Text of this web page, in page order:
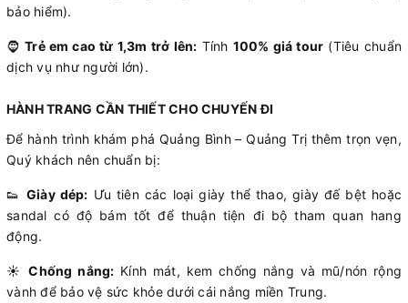
bảo hiểm).
🧔Trẻ em cao từ 1,3m trở lên: Tính 100% giá tour (Tiêu chuẩn
dịch vụ như người lớn).
HÀNH TRANG CẦN THIẾT CHO CHUYẾN ĐI
Để hành trình khám phá Quảng Bình – Quảng Trị thêm trọn vẹn,
Quý khách nên chuẩn bị:
👟 Giày dép: Ưu tiên các loại giày thể thao, giày đế bệt hoặc
sandal có độ bám tốt để thuận tiện đi bộ tham quan hang
động.
☀️Chống nắng: Kính mát, kem chống nắng và mũ/nón rộng
vành để bảo vệ sức khỏe dưới cái nắng miền Trung.